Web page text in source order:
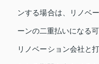
ンする場合は、リノベ
ーンの二重払いになる
リノベーション会社と